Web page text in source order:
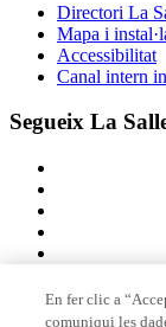
Directori La
Mapa i
Accessibilitat
Canal intern
Segueix La
En fer clic a
comuniqui les